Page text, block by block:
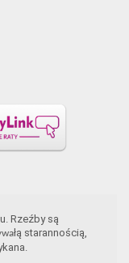
Rzeźby są
łą starannością,